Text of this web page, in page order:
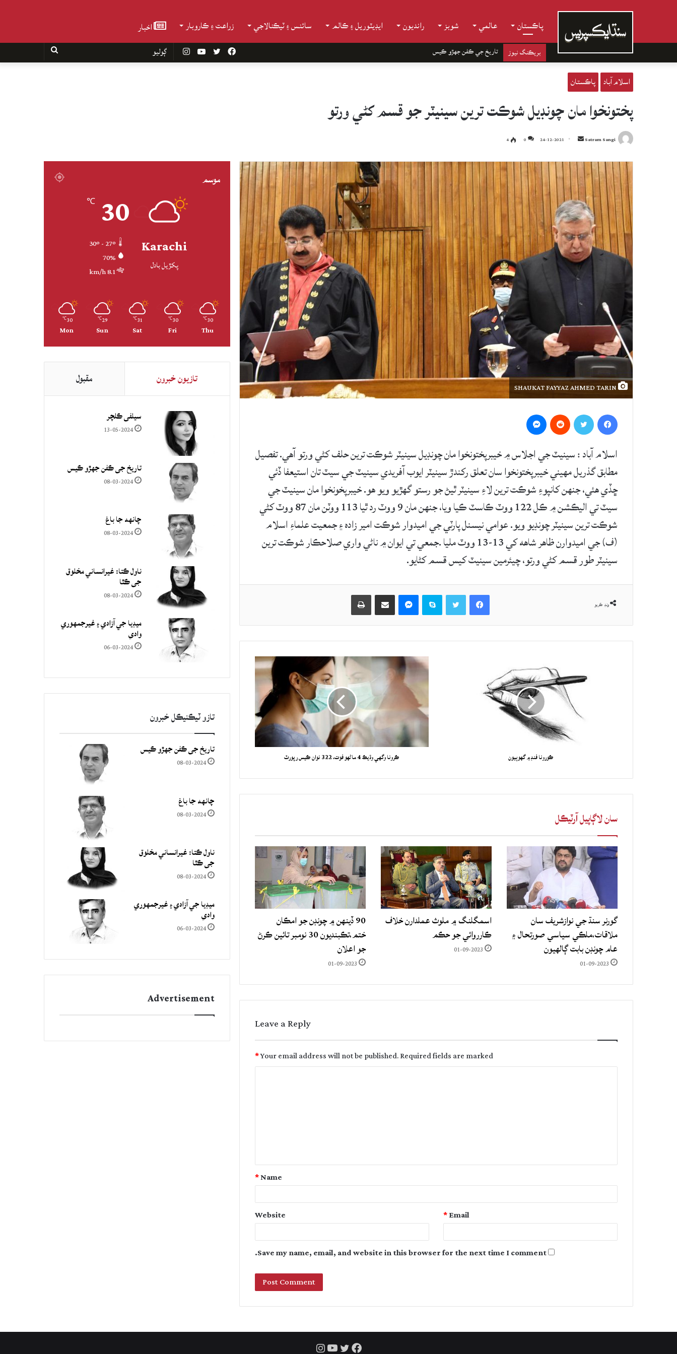
پاڪستان عالمي شوبز رانديون ايڊيٽوريل ۽ ڪالم سائنس ۽ ٽيڪنالاجي زراعت ۽ ڪاروبار اخبار
بريڪنگ نيوز تاريخ جي ڪفن جھڙو ڪيس InstagramYouTube Twitter
Facebook
اسلام آباد پاڪستان
پختونخوا مان چونڊيل شوڪت ترين سينيٽر جو قسم کڻي ورتو
Satram Sangi
Send
email
24-12-2021
0
4
اسلام آباد : سينيٽ جي اجلاس ۾ خيبرپختونخوا مان چونڊيل سينيٽر شوڪت ترين حلف کڻي ورتو آهي. تفصيل
مطابق گذريل مهيني خيبرپختونخوا سان تعلق رکندڙ سينيٽر ايوب آفريدي سينيٽ جي سيٽ تان استيعفا ڏئي
ڇڏي هئي، جنهن کانپوءِ شوڪت ترين لاءِ سينيٽر ٿيڻ جو رستو گهڙيو ويو هو. خيبرپخونخوا مان سينيٽ جي
سيٽ تي اليڪشن ۾ ڪل 122 ووٽ ڪاسٽ ڪيا ويا، جنهن مان 9 ووٽ رد ٿيا 113 ووٽن مان 87 ووٽ کڻي
شوڪت ترين سينيٽر چونڊيو ويو. عوامي نيسنل پارٽي جي اميدوار شوڪت امير زاده ۽ جمعيت علماءِ اسلام
(ف) جي اميدوارن ظاهر شاهه کي 13-13 ووٽ مليا .جمعي تي ايوان ۾ ناڻي واري صلاحڪار شوڪت ترين
سينيٽر طور قسم کڻي ورتو، چيئرمين سينيٽ کيس قسم کڻايو.
ونڊ ڪريو
Facebook
Skype حصيداري ڪريو اي ميل ذريعي
ڪورونا فنڊ ۾ گهوٻيون ڪرونا وگهي وڌيڪ 4 ماڻهو فوت، 322 نوان ڪيس رپورٽ
سان لاڳاپيل آرٽيڪل
گورنر سنڌ جي نوازشريف سان
ملاقات،ملڪي سياسي صورتحال ۽
عام چونڊن بابت ڳالهيون
01-09-2023
اسمگلنگ ۾ ملوث عملدارن خلاف
ڪارروائي جو حڪم
01-09-2023
90 ڏينهن ۾ چونڊن جو امڪان
ختم،تڪبنديون 30 نومبر تائين ڪرڻ
جو اعلان
01-09-2023
Leave a Reply
Your email address will not be published.Required fields are marked
*
t
Name
*
Email
*
Website
Save my name, email, and website in this browser for the next time I comment.
موسم
Karachi
پکڙيل بادل
30
℃
70%
8.1 km/h
30
℃
Thu
30
℃
Fri
31
℃
Sat
29
℃
Sun
30
℃
Mon
تازيون خبرون مقبول
سيلفي ڪلچر
13-05-2024
تاريخ جي ڪفن جھڙو ڪيس
08-03-2024
چانهه جا باغ
08-03-2024
ناول ڪتا: غيرانساني مخلوق
جي ڪٿا
08-03-2024
ميڊيا جي آزادي ۽ غيرجمھوري
وادي
06-03-2024
تازو ٽيڪنيڪل خبرون
تاريخ جي ڪفن جھڙو ڪيس
08-03-2024
چانهه جا باغ
08-03-2024
ناول ڪتا: غيرانساني مخلوق
جي ڪٿا
08-03-2024
ميڊيا جي آزادي ۽ غيرجمھوري
وادي
06-03-2024
Advertisement
Facebook
Twitter
YouTube